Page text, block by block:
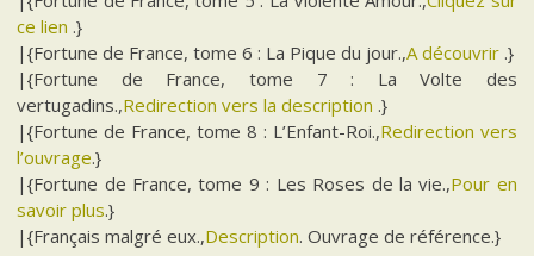
ce lien .}
|{Fortune de France, tome 6 : La Pique du jour.,A découvrir .}
|{Fortune de France, tome 7 : La Volte des
vertugadins.,Redirection vers la description .}
|{Fortune de France, tome 8 : L’Enfant-Roi.,Redirection vers
l’ouvrage.}
|{Fortune de France, tome 9 : Les Roses de la vie.,Pour en
savoir plus.}
|{Français malgré eux.,Description. Ouvrage de référence.}